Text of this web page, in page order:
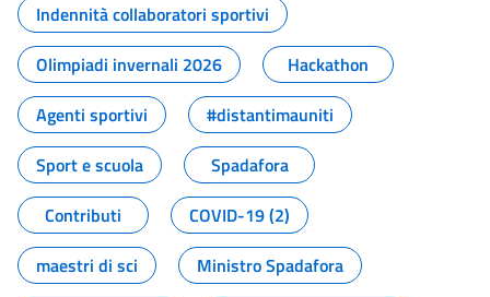
Indennità collaboratori sportivi
Olimpiadi invernali 2026
Hackathon
Agenti sportivi
#distantimauniti
Sport e scuola
Spadafora
Contributi
COVID-19 (2)
maestri di sci
Ministro Spadafora